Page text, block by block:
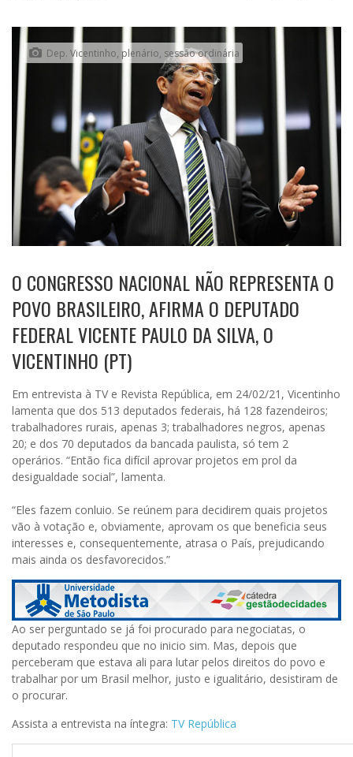
Dep. Vicentinho, plenário, sessão ordinária
O CONGRESSO NACIONAL NÃO REPRESENTA O
POVO BRASILEIRO, AFIRMA O DEPUTADO
FEDERAL VICENTE PAULO DA SILVA, O
VICENTINHO (PT)
Em entrevista à TV e Revista República, em 24/02/21, Vicentinho
lamenta que dos 513 deputados federais, há 128 fazendeiros;
trabalhadores rurais, apenas 3; trabalhadores negros, apenas
20; e dos 70 deputados da bancada paulista, só tem 2
operários. “Então fica difícil aprovar projetos em prol da
desigualdade social”, lamenta.
“Eles fazem conluio. Se reúnem para decidirem quais projetos
vão à votação e, obviamente, aprovam os que beneficia seus
interesses e, consequentemente, atrasa o País, prejudicando
mais ainda os desfavorecidos.”
Ao ser perguntado se já foi procurado para negociatas, o
deputado respondeu que no inicio sim. Mas, depois que
perceberam que estava ali para lutar pelos direitos do povo e
trabalhar por um Brasil melhor, justo e igualitário, desistiram de
o procurar.
Assista a entrevista na íntegra: TV República